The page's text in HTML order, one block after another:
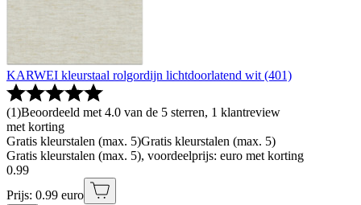
KARWEI kleurstaal rolgordijn lichtdoorlatend wit (401)
(1)Beoordeeld met 4.0 van de 5 sterren, 1 klantreview
met korting
Gratis kleurstalen (max. 5)Gratis kleurstalen (max. 5)
Gratis kleurstalen (max. 5), voordeelprijs: euro met korting
0.99
Prijs: 0.99 euro